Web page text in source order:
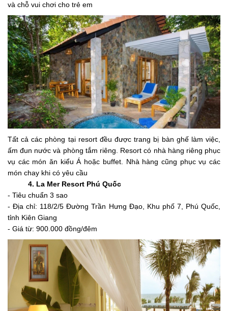
và chỗ vui chơi cho trẻ em
Tất cả các phòng tại resort đều được trang bị bàn ghế làm việc,
ấm đun nước và phòng tắm riêng. Resort có nhà hàng riêng phục
vụ các món ăn kiểu Á hoặc buffet. Nhà hàng cũng phục vụ các
món chay khi có yêu cầu
4. La Mer Resort Phú Quốc
- Tiêu chuẩn 3 sao
- Địa chỉ: 118/2/5 Đường Trần Hưng Đạo, Khu phố 7, Phú Quốc,
tỉnh Kiên Giang
- Giá từ: 900.000 đồng/đêm